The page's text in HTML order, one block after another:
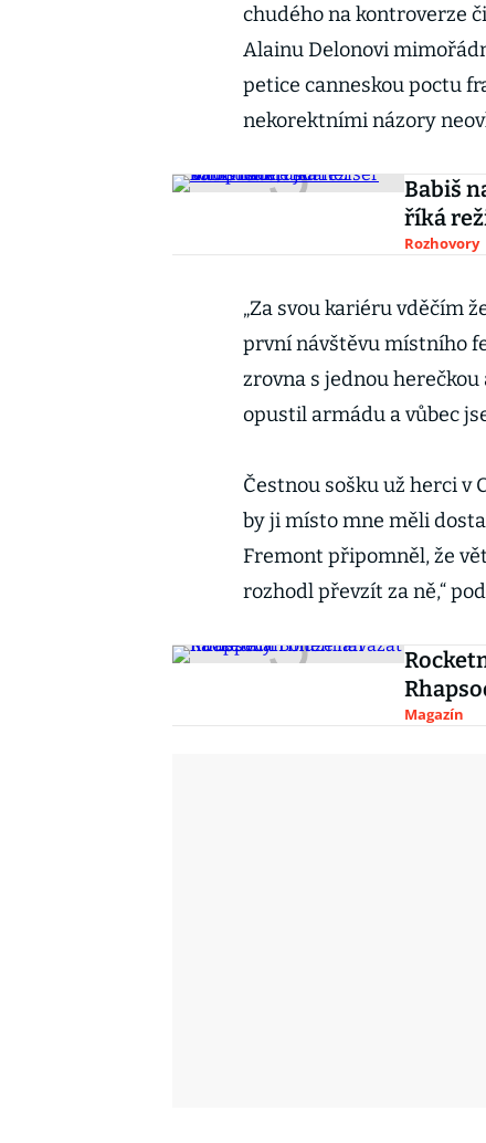
chudého na kontroverze
Alainu Delonovi
petice canneskou poctu
nekorektními názory
Babiš
říká
Rozhovory
„Za svou kariéru vděčím
první návštěvu místního
zrovna s jednou
opustil armádu a vůbec
Čestnou sošku už herci v
by ji místo mne měli
Fremont připomněl, že
rozhodl převzít za ně,“
Magazín